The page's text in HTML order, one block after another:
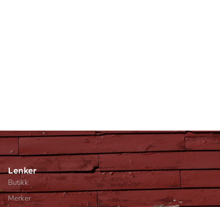
Lenker
Butikk
Merker